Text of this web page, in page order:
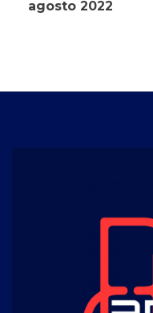
agosto 2022